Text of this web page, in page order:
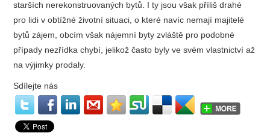
starších nerekonstruovaných bytů. I ty jsou však příliš drahé
pro lidi v obtížné životní situaci, o které navíc nemají majitelé
bytů zájem, obcím však nájemní byty zvláště pro podobné
případy nezřídka chybí, jelikož často byly ve svém vlastnictví až
na výjimky prodaly.
Sdílejte nás